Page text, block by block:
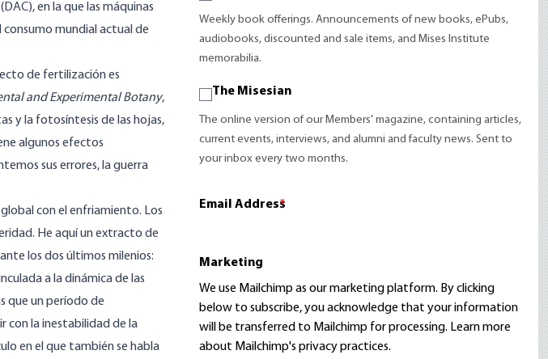
en la que las máquinas
mundial actual de
de fertilización es
and Experimental Botany,
y la fotosíntesis de las hojas,
algunos efectos
sus errores, la guerra
con el enfriamiento. Los
He aquí un extracto de
los dos últimos milenios:
a la dinámica de las
que un período de
con la inestabilidad de la
en el que también se habla
Weekly book offerings. Announcements of new books, ePubs,
audiobooks, discounted and sale items, and Mises Institute
memorabilia.
The Misesian
The online version of our Members' magazine, containing articles,
current events, interviews, and alumni and faculty news. Sent to
your inbox every two months.
Email Address
*
Marketing
We use Mailchimp as our marketing platform. By clicking
below to subscribe, you acknowledge that your information
will be transferred to Mailchimp for processing. Learn more
about Mailchimp's privacy practices.